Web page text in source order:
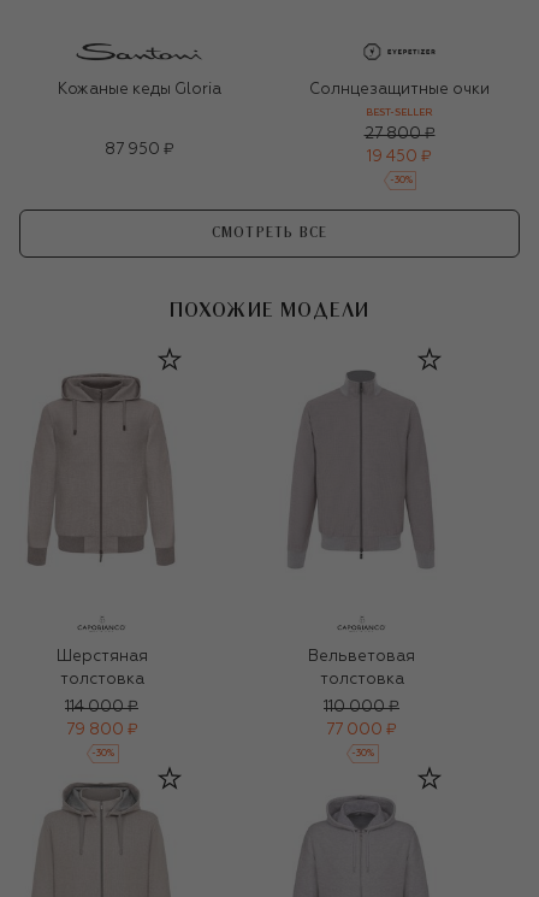
Кожаные кеды Gloria
87 950 ₽
Солнцезащитные очки
BEST-SELLER
27 800 ₽
19 450 ₽
-30%
СМОТРЕТЬ ВСЕ
ПОХОЖИЕ МОДЕЛИ
Шерстяная
толстовка
114 000 ₽
79 800 ₽
-30%
Вельветовая
толстовка
110 000 ₽
77 000 ₽
-30%